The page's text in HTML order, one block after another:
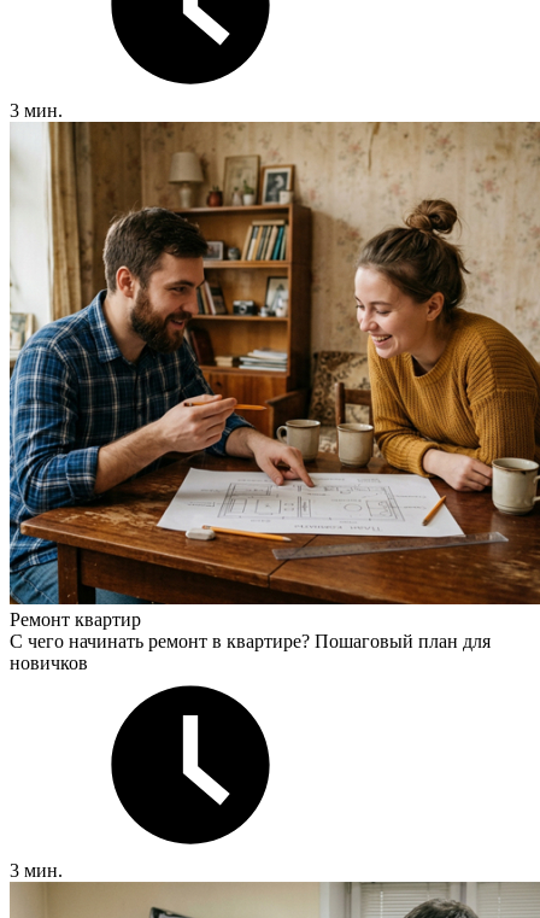
3 мин.
Ремонт квартир
С чего начинать ремонт в квартире? Пошаговый план для
новичков
3 мин.